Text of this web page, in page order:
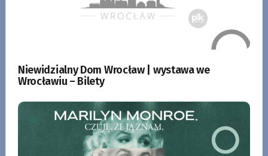
Niewidzialny Dom Wrocław | wystawa we
Wrocławiu – Bilety